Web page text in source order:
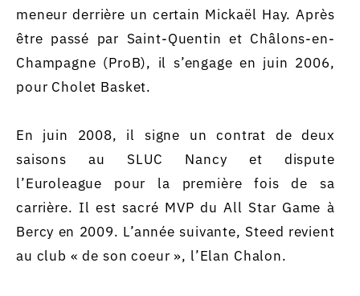
meneur derrière un certain Mickaël Hay. Après
être passé par Saint-Quentin et Châlons-en-
Champagne (ProB), il s’engage en juin 2006,
pour Cholet Basket.
En juin 2008, il signe un contrat de deux
saisons au SLUC Nancy et dispute
l’Euroleague pour la première fois de sa
carrière. Il est sacré MVP du All Star Game à
Bercy en 2009. L’année suivante, Steed revient
au club « de son coeur », l’Elan Chalon.